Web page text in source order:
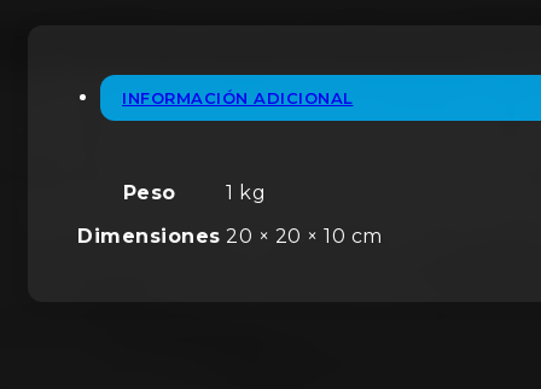
INFORMACIÓN ADICIONAL
Peso
1 kg
Dimensiones 20 × 20 × 10 cm